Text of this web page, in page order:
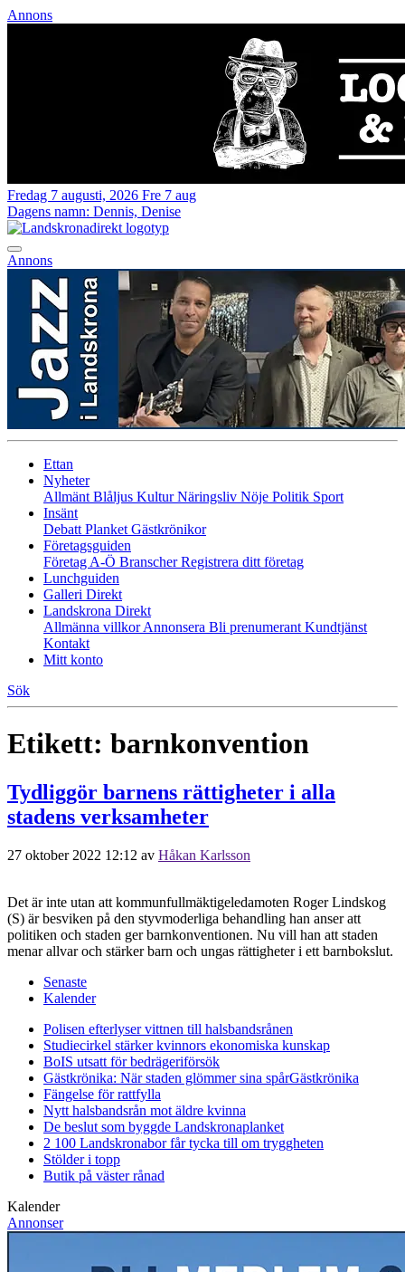
Annons
Fredag 7 augusti, 2026 Fre 7 aug
Dagens namn: Dennis, Denise
Annons
Ettan
Nyheter
Allmänt Blåljus KulturNäringsliv Nöje Politik Sport
Insänt
Debatt Planket Gästkrönikor
Företagsguiden
Företag A-Ö BranscherRegistrera ditt företag
Lunchguiden
Galleri Direkt
Landskrona Direkt
Allmänna villkorAnnonsera Bli prenumerant Kundtjänst
Kontakt
Mitt konto
Sök
Etikett: barnkonvention
Tydliggör barnens rättigheter i alla
stadens verksamheter
27 oktober 2022 12:12 av Håkan Karlsson
Det är inte utan att kommunfullmäktigeledamoten Roger Lindskog
(S) är besviken på den styvmoderliga behandling han anser att
politiken och staden ger barnkonventionen. Nu vill han att staden
menar allvar och stärker barn och ungas rättigheter i ett barnbokslut.
Senaste
Kalender
Polisen efterlyser vittnen till halsbandsrånen
Studiecirkel stärker kvinnors ekonomiska kunskap
BoIS utsatt för bedrägeriförsök
Gästkrönika: När staden glömmer sina spårGästkrönika
Fängelse för rattfylla
Nytt halsbandsrån mot äldre kvinna
De beslut som byggde Landskronaplanket
2 100 Landskronabor får tycka till om tryggheten
Stölder i topp
Butik på väster rånad
Kalender
Annonser